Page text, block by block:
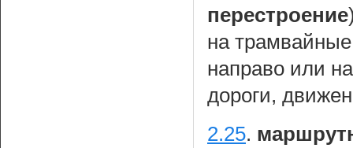
перестроение
на трамвайные
направо или
дороги,
2.25.